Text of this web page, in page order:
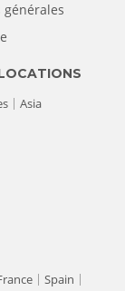
générales
Spain
Asia